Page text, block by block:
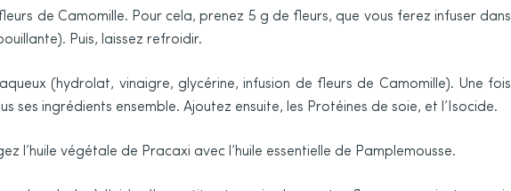
de Camomille. Pour cela, prenez 5 g de fleurs, que vous ferez infuser dans
Puis, laissez refroidir.
(hydrolat, vinaigre, glycérine, infusion de fleurs de Camomille). Une fois
ses ingrédients ensemble. Ajoutez ensuite, les Protéines de soie, et l’Isocide.
l’huile végétale de Pracaxi avec l’huile essentielle de Pamplemousse.